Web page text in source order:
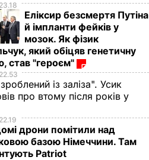
Еліксир безсмертя Путіна
й імпланти фейків у
мозок. Як фізик
який обіцяв генетичну
став "героєм"
із заліза". Усик
про втому після років у
дрони помітили над
базою Німеччини. Там
Patriot